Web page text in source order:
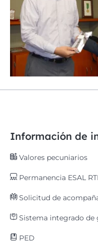
Información de
Valores pecuniarios
Permanencia ESAL
Solicitud de
Sistema integrado de
PED